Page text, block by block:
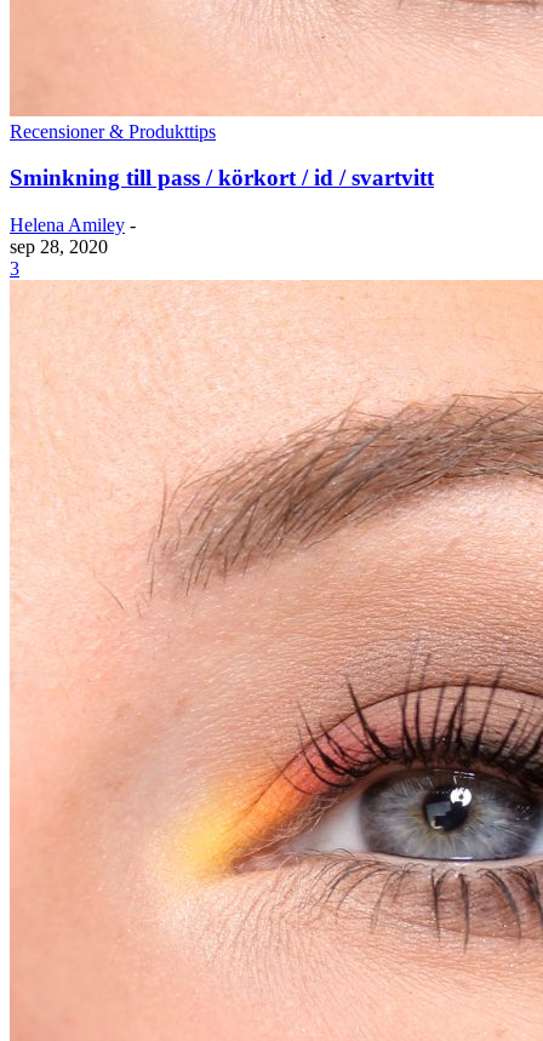
Recensioner & Produkttips
Sminkning till pass / körkort / id / svartvitt
Helena Amiley -
sep 28, 2020
3